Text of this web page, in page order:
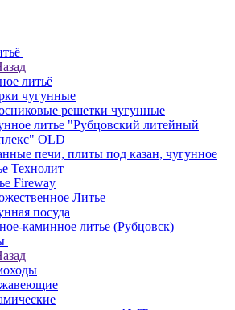
литьё
чугунные
решетки чугунные
литье "Рубцовский литейный
OLD
печи, плиты под казан, чугунное
Технолит
Fireway
Литье
посуда
каминное литье (Рубцовск)